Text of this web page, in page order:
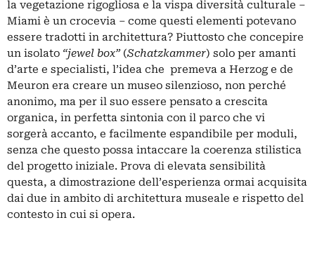
la vegetazione rigogliosa e la vispa diversità culturale –
Miami è un crocevia – come questi elementi potevano
essere tradotti in architettura? Piuttosto che concepire
un isolato “jewel box” (Schatzkammer) solo per amanti
d’arte e specialisti, l’idea che premeva a Herzog e de
Meuron era creare un museo silenzioso, non perché
anonimo, ma per il suo essere pensato a crescita
organica, in perfetta sintonia con il parco che vi
sorgerà accanto, e facilmente espandibile per moduli,
senza che questo possa intaccare la coerenza stilistica
del progetto iniziale. Prova di elevata sensibilità
questa, a dimostrazione dell’esperienza ormai acquisita
dai due in ambito di architettura museale e rispetto del
contesto in cui si opera.